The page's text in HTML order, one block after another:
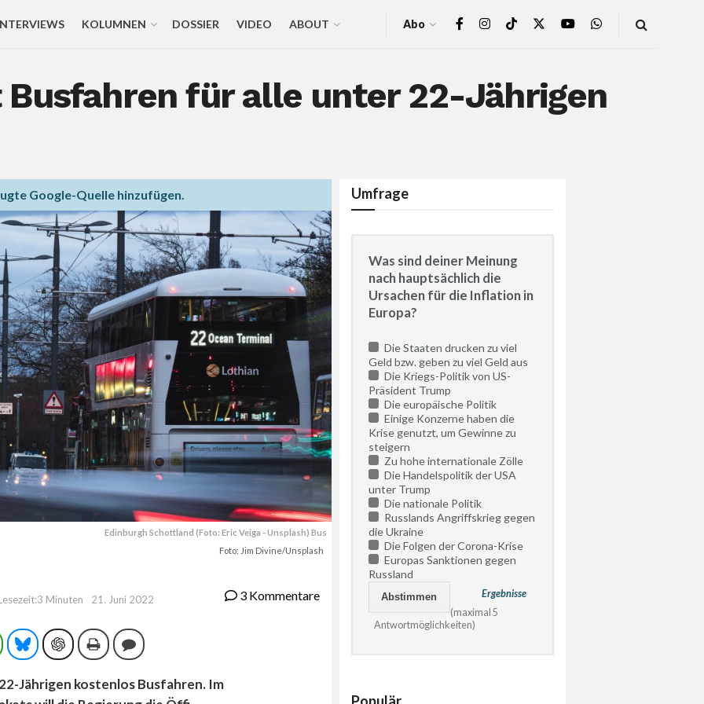
KOLUMNEN DOSSIER VIDEO ABOUT Abo
für alle unter 22-Jährigen
Google-Quelle hinzufügen.
Edinburgh Schottland (Foto: Eric Veiga - Unsplash) Bus
Foto: Jim Divine/Unsplash
Minuten 21. Juni 2022 3 Kommentare
WhatsAppBlueskyChatGPTDruckenKommentieren
Jährigen kostenlos Busfahren. Im
Umfrage
Was sind deiner Meinung
nach hauptsächlich die
Ursachen für die Inflation in
Europa?
Die Staaten drucken zu viel
Geld bzw. geben zu viel Geld aus
Die Kriegs-Politik von US-
Präsident Trump
Die europäische Politik
Einige Konzerne haben die
Krise genutzt, um Gewinne zu
steigern
Zu hohe internationale Zölle
Die Handelspolitik der USA
unter Trump
Die nationale Politik
Russlands Angriffskrieg gegen
die Ukraine
Die Folgen der Corona-Krise
Europas Sanktionen gegen
Russland
Ergebnisse
(maximal 5
Antwortmöglichkeiten)